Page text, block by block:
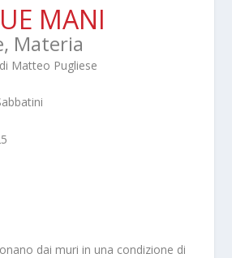
MANI
Materia
Matteo Pugliese
dai muri in una condizione di